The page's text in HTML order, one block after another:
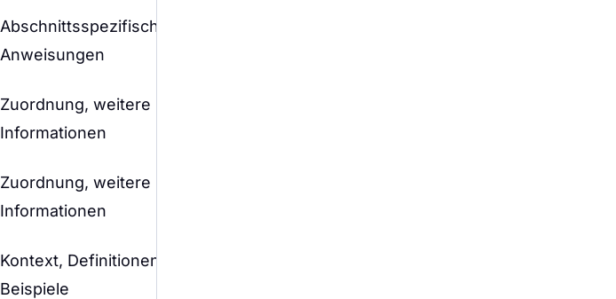
Abschnittsspezifische
Anweisungen
Zuordnung, weitere
Informationen
Zuordnung, weitere
Informationen
Kontext, Definitionen,
Beispiele